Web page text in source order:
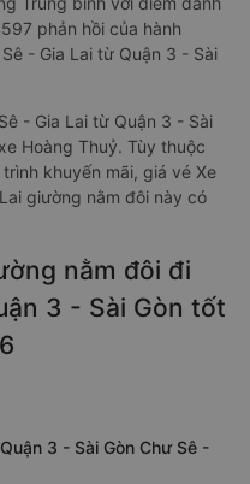
phản hồi của hành
- Gia Lai từ Quận 3 - Sài
- Gia Lai từ Quận 3 - Sài
Hoàng Thuỷ. Tùy thuộc
khuyến mãi, giá vé Xe
giường nằm đôi này có
nằm đôi đi
3 - Sài Gòn tốt
3 - Sài Gòn Chư Sê -